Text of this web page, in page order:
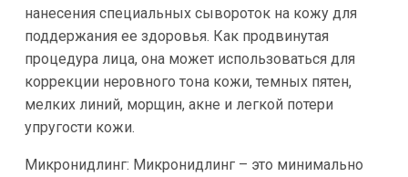
нанесения специальных сывороток на кожу для
поддержания ее здоровья. Как продвинутая
процедура лица, она может использоваться для
коррекции неровного тона кожи, темных пятен,
мелких линий, морщин, акне и легкой потери
упругости кожи.
Микронидлинг: Микронидлинг – это минимально